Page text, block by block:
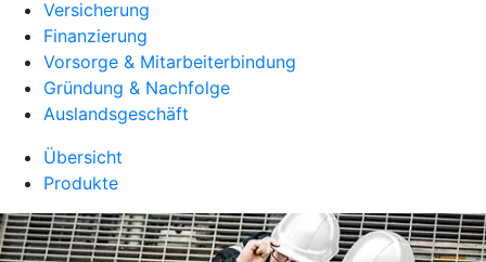
Versicherung
Finanzierung
Vorsorge & Mitarbeiterbindung
Gründung & Nachfolge
Auslandsgeschäft
Übersicht
Produkte